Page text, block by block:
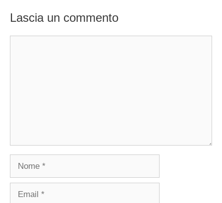
Lascia un commento